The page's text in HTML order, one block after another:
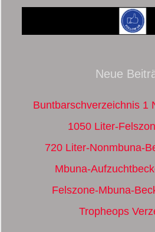
Neue
Buntbarschverzeichnis 1
1050 Liter-
720 Liter-Nonmbuna-
Mbuna-
Felszone-Mbuna-
Tropheops